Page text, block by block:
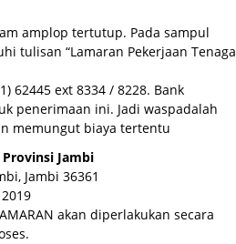
amplop tertutup. Pada sampul
tulisan “Lamaran Pekerjaan Tenaga
62445 ext 8334 / 8228. Bank
penerimaan ini. Jadi waspadalah
memungut biaya tertentu
Jambi
Jambi 36361
akan diperlakukan secara